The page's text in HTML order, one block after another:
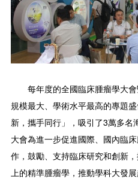
每年度的全國臨床腫瘤學大會
規模最大、學術水平最高的專題
新，攜手同行」，吸引了3萬多名
大會為進一步促進國際、國內臨
作，鼓勵、支持臨床研究和創新
上的精準腫瘤學，推動學科大發展